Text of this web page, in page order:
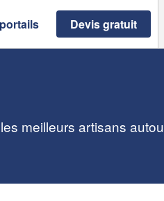
Devis gratuit
meilleurs artisans